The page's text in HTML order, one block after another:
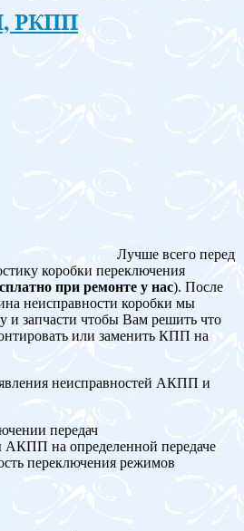
РКПП
Лучше всего перед
коробки переключения
при ремонте у нас). После
неисправности коробки мы
и запчасти чтобы Вам решить что
или заменить КПП на
неисправностей АКПП и
передач
АКПП на определенной передаче
переключения режимов